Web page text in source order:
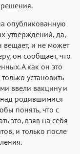
решения.
опубликованную
утверждений, да,
вещает, и не может
он сообщает, что
А как он это
установить
ввели вакцину и
над родившимися
понять, что с
это, взяв на себя
и только после